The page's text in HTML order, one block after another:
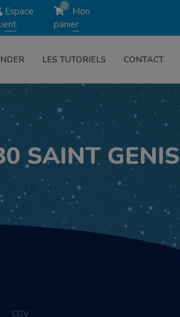
Espace
0
Mon
panier
LES TUTORIELS CONTACT
SAINT GENIS
CGV